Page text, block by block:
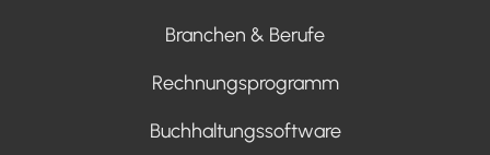
Branchen & Berufe
Rechnungsprogramm
Buchhaltungssoftware